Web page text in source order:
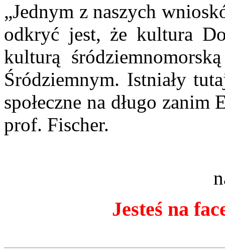
„Jednym z naszych
odkryć jest, że kultura
kulturą
Śródziemnym. Istniały
społeczne na długo
prof. Fischer.
Jesteś na